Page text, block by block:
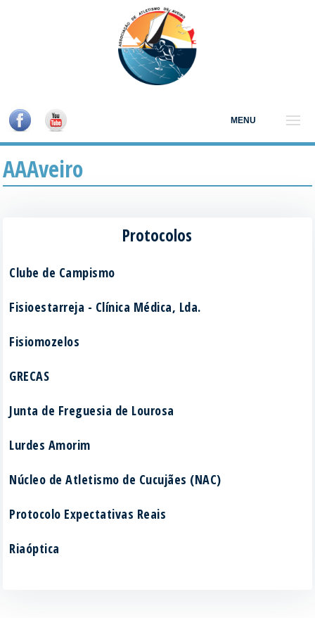
MENU
AAAveiro
Protocolos
Clube de Campismo
Fisioestarreja - Clínica Médica, Lda.
Fisiomozelos
GRECAS
Junta de Freguesia de Lourosa
Lurdes Amorim
Núcleo de Atletismo de Cucujães (NAC)
Protocolo Expectativas Reais
Riaóptica